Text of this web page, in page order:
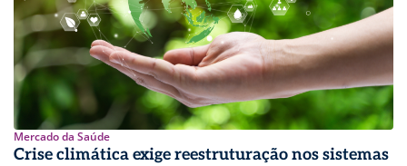
Mercado da Saúde
Crise climática exige reestruturação nos sistemas